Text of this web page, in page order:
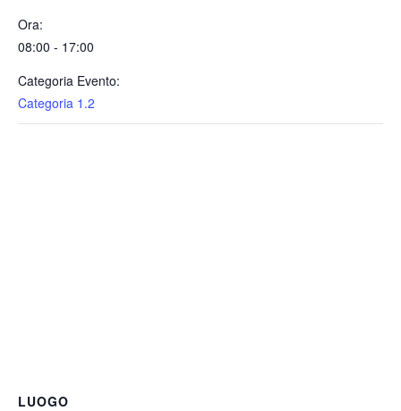
Ora:
08:00 - 17:00
Categoria Evento:
Categoria 1.2
LUOGO